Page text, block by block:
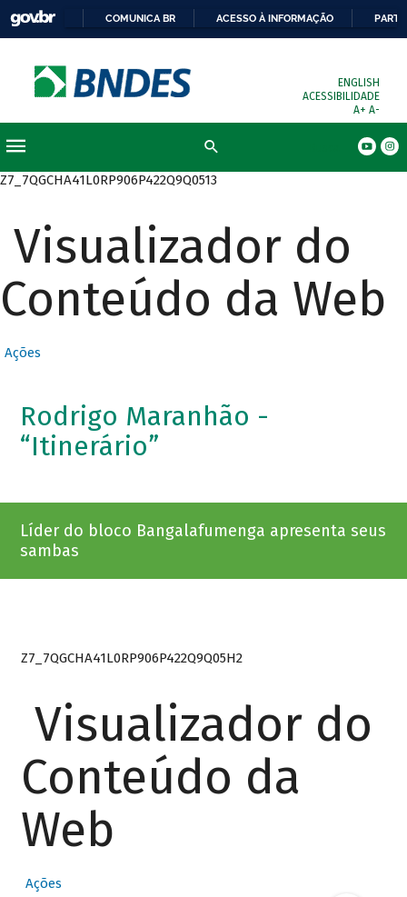
COMUNICA BR ACESSO À INFORMAÇÃO
ENGLISH
ACESSIBILIDADE
A+ A-
Z7_7QGCHA41L0RP906P422Q9Q0513
Visualizador do
Conteúdo da Web
Ações
Rodrigo Maranhão -
“Itinerário”
Líder do bloco Bangalafumenga apresenta seus
sambas
Z7_7QGCHA41L0RP906P422Q9Q05H2
Visualizador do
Conteúdo da
Web
Ações